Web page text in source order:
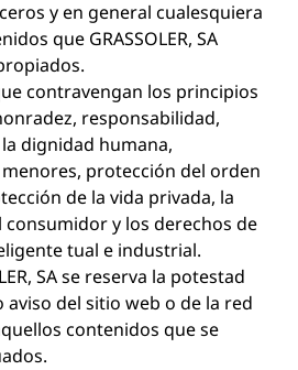
y en general cualesquiera
que GRASSOLER, SA
contravengan los principios
responsabilidad,
dignidad humana,
protección del orden
de la vida privada, la
y los derechos de
tual e industrial.
SA se reserva la potestad
del sitio web o de la red
contenidos que se